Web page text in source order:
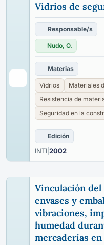
Vidrios de
Responsable/s
Nudo, O.
Materias
Vidrios Materiales
Resistencia de
Seguridad en la
Edición
INTI 2002
Vinculación del
envases y
vibraciones,
humedad
mercaderías